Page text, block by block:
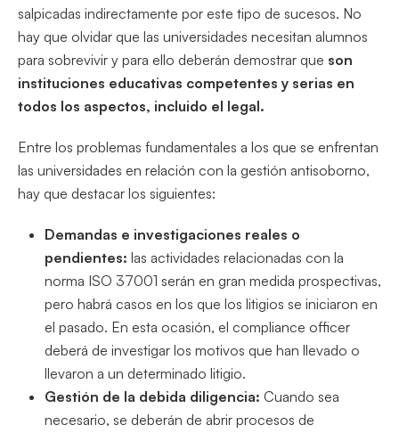
salpicadas indirectamente por este tipo de sucesos. No
hay que olvidar que las universidades necesitan alumnos
para sobrevivir y para ello deberán demostrar que son
instituciones educativas competentes y serias en
todos los aspectos, incluido el legal.
Entre los problemas fundamentales a los que se enfrentan
las universidades en relación con la gestión antisoborno,
hay que destacar los siguientes:
Demandas e investigaciones reales o
pendientes: las actividades relacionadas con la
norma ISO 37001 serán en gran medida prospectivas,
pero habrá casos en los que los litigios se iniciaron en
el pasado. En esta ocasión, el compliance officer
deberá de investigar los motivos que han llevado o
llevaron a un determinado litigio.
Gestión de la debida diligencia: Cuando sea
necesario, se deberán de abrir procesos de